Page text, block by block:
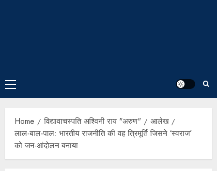
Home विद्यावाचस्पति अश्विनी राय "अरुण"
आलेख
लाल-बाल-पाल: भारतीय राजनीति की वह त्रिमूर्ति जिसने ‘स्वराज’
को जन-आंदोलन बनाया